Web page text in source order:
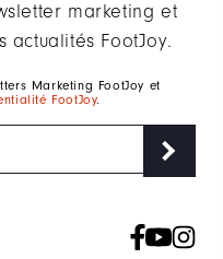
marketing et
actualités FootJoy.
Marketing FootJoy et
FootJoy.